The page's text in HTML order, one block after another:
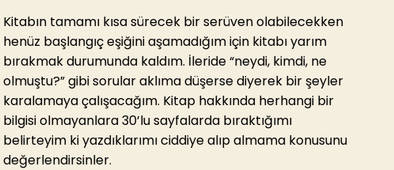
Kitabın tamamı kısa sürecek bir serüven olabilecekken
henüz başlangıç eşiğini aşamadığım için kitabı yarım
bırakmak durumunda kaldım. İleride “neydi, kimdi, ne
olmuştu?” gibi sorular aklıma düşerse diyerek bir şeyler
karalamaya çalışacağım. Kitap hakkında herhangi bir
bilgisi olmayanlara 30’lu sayfalarda bıraktığımı
belirteyim ki yazdıklarımı ciddiye alıp almama konusunu
değerlendirsinler.